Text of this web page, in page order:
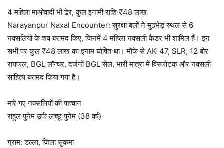
4 महिला माओवादी भी ढेर, कुल इनामी राशि ₹48 लाख
Narayanpur Naxal Encounter: सुरक्षा बलों ने मुठभेड़ स्थल से 6
नक्सलियों के शव बरामद किए, जिनमें 4 महिला नक्सली कैडर भी शामिल हैं। इन
सभी पर कुल ₹48 लाख का इनाम घोषित था। मौके से AK-47, SLR, 12 बोर
रायफल, BGL लॉन्चर, दर्जनों BGL सेल, भारी मात्रा में विस्फोटक और नक्सली
साहित्य बरामद किया गया है।
मारे गए नक्सलियों की पहचान
राहुल पुनेम उर्फ लच्छू पुनेम (38 वर्ष)
ग्राम: डल्ला, जिला सुकमा